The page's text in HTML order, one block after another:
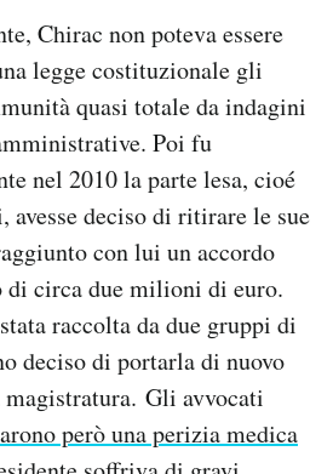
Chirac non poteva essere
legge costituzionale gli
quasi totale da indagini
Poi fu
nel 2010 la parte lesa, cioé
deciso di ritirare le sue
con lui un accordo
di circa due milioni di euro.
raccolta da due gruppi di
deciso di portarla di nuovo
Gli avvocati
però una perizia medica